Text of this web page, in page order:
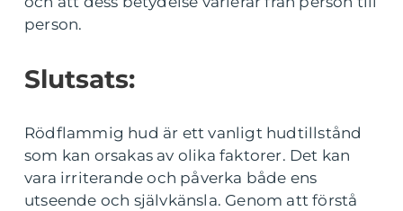
person.
Slutsats:
Rödflammig hud är ett vanligt hudtillstånd
som kan orsakas av olika faktorer. Det kan
vara irriterande och påverka både ens
utseende och självkänsla. Genom att förstå